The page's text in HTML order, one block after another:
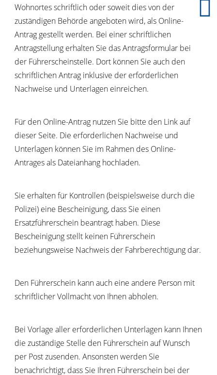
Wohnortes schriftlich oder soweit dies von der
zuständigen Behörde angeboten wird, als Online-
Antrag gestellt werden. Bei einer schriftlichen
Antragstellung erhalten Sie das Antragsformular bei
der Führerscheinstelle. Dort können Sie auch den
schriftlichen Antrag inklusive der erforderlichen
Nachweise und Unterlagen einreichen.
Für den Online-Antrag nutzen Sie bitte den Link auf
dieser Seite. Die erforderlichen Nachweise und
Unterlagen können Sie im Rahmen des Online-
Antrages als Dateianhang hochladen.
Sie erhalten für Kontrollen (beispielsweise durch die
Polizei) eine Bescheinigung, dass Sie einen
Ersatzführerschein beantragt haben. Diese
Bescheinigung stellt keinen Führerschein
beziehungsweise Nachweis der Fahrberechtigung dar.
Den Führerschein kann auch eine andere Person mit
schriftlicher Vollmacht von Ihnen abholen.
Bei Vorlage aller erforderlichen Unterlagen kann Ihnen
die zuständige Stelle den Führerschein auf Wunsch
per Post zusenden. Ansonsten werden Sie
benachrichtigt, dass Sie Ihren Führerschein bei der